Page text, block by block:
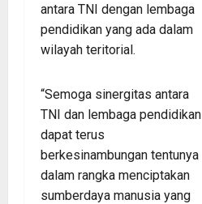
antara TNI dengan lembaga
pendidikan yang ada dalam
wilayah teritorial.
“Semoga sinergitas antara
TNI dan lembaga pendidikan
dapat terus
berkesinambungan tentunya
dalam rangka menciptakan
sumberdaya manusia yang